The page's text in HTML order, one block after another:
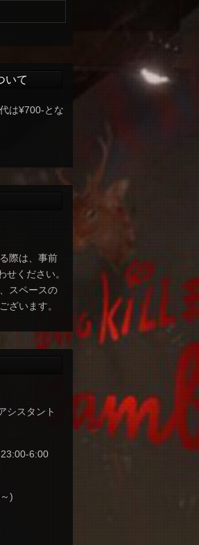
いて
は¥700-とな
際は、事前
せください。
スペースの
ざいます。
シスタント
6:00
)